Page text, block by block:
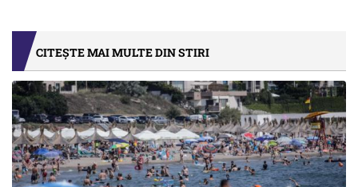
CITEȘTE MAI MULTE DIN STIRI